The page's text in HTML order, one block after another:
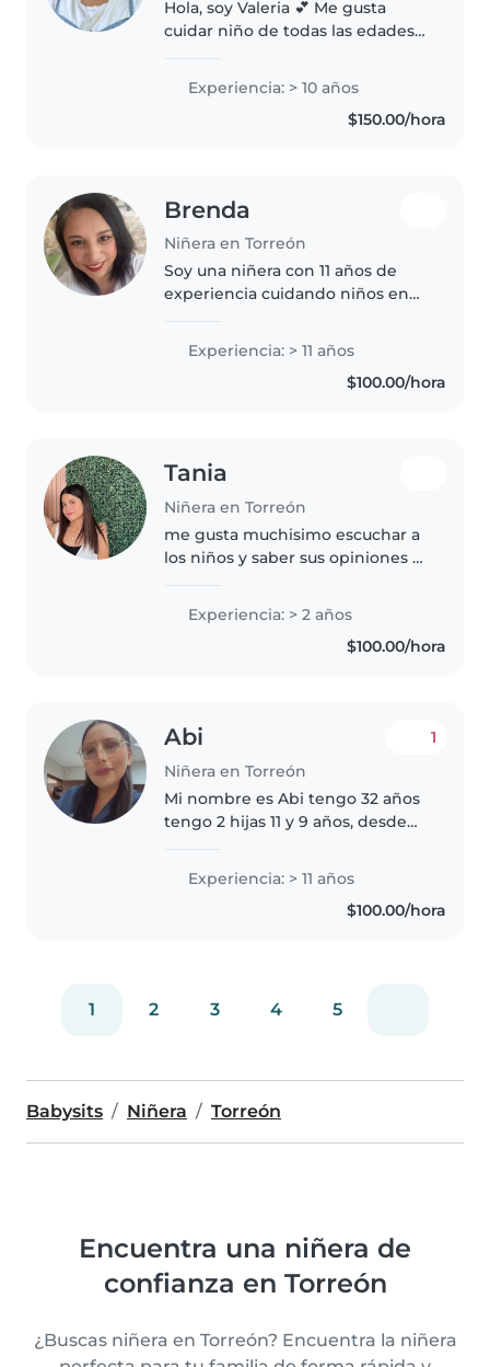
Hola, soy Valeria 💕 Me gusta
cuidar niño de todas las edades,
escuela y soy buena en
matemáticas y enseñar. Ya que
Experiencia: > 10 años
$150.00/hora
Brenda
Niñera en Torreón
Soy una niñera con 11 años de
experiencia cuidando niños en
licenciatura en Educación
Primaria, me encanta leer, hacer
manualidades y jugar. Ofrezco
Experiencia: > 11 años
$100.00/hora
Tania
Niñera en Torreón
me gusta muchisimo escuchar a
los niños y saber sus opiniones y
vida y obviamente jugar con
ellos
Experiencia: > 2 años
$100.00/hora
Abi
Niñera en Torreón
1
Mi nombre es Abi tengo 32 años
tengo 2 hijas 11 y 9 años, desde
Soy auxiliar de enfermería y
tengo conocimiento en
primeros auxilios, actualmente
Experiencia: > 11 años
$100.00/hora
1 2 3 4 5
Babysits Niñera Torreón
Encuentra una niñera de
confianza en Torreón
¿Buscas niñera en Torreón? Encuentra la niñera